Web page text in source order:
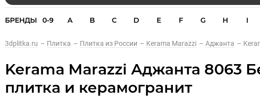
БРЕНДЫ 0-9 A B C D E F G H I
3dplitka.ru – Плитка – Плитка из России – Kerama Marazzi – Аджанта –
Kerama Marazzi Аджанта 8063
плитка и керамогранит